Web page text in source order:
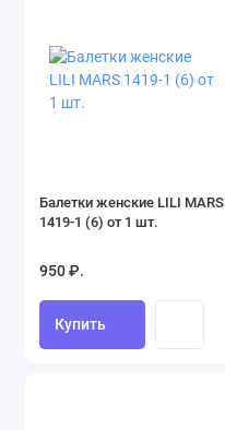
Балетки женские LILI MARS
1419-1 (6) от 1 шт.
950 ₽.
Купить